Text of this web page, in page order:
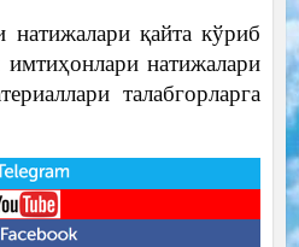
қайта кўриб
натижалари
талабгорларга